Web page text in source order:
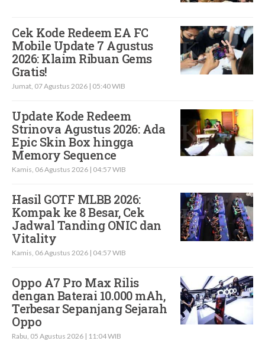
Cek Kode Redeem EA FC
Mobile Update 7 Agustus
2026: Klaim Ribuan Gems
Gratis!
Jumat, 07 Agustus 2026 | 05:40 WIB
Update Kode Redeem
Strinova Agustus 2026: Ada
Epic Skin Box hingga
Memory Sequence
Kamis, 06 Agustus 2026 | 04:57 WIB
Hasil GOTF MLBB 2026:
Kompak ke 8 Besar, Cek
Jadwal Tanding ONIC dan
Vitality
Kamis, 06 Agustus 2026 | 04:57 WIB
Oppo A7 Pro Max Rilis
dengan Baterai 10.000 mAh,
Terbesar Sepanjang Sejarah
Oppo
Rabu, 05 Agustus 2026 | 11:04 WIB